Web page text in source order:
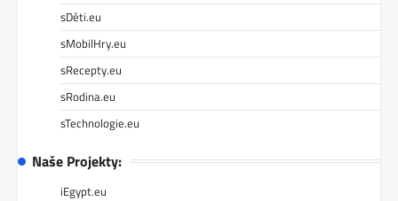
sDěti.eu
sMobilHry.eu
sRecepty.eu
sRodina.eu
sTechnologie.eu
Naše Projekty:
iEgypt.eu